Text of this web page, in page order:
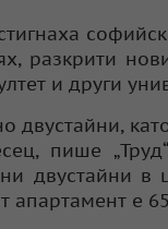
разкрити
и други
двустайни,
пише
двустайни в
апартамент е